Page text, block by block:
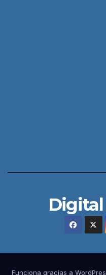
Funciona gracias a